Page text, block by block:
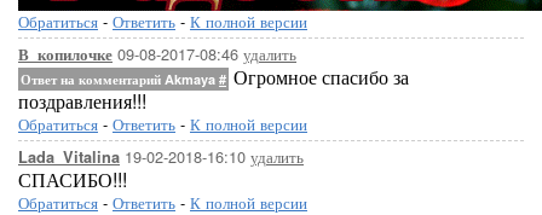
Обратиться - Ответить - К полной версии
В_копилочке 09-08-2017-08:46 удалить
Ответ на комментарий Akmaya # Огромное спасибо за
поздравления!!!
Обратиться - Ответить - К полной версии
Lada_Vitalina 19-02-2018-16:10 удалить
СПАСИБО!!!
Обратиться - Ответить - К полной версии